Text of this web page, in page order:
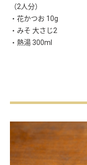
（2人分）
・花かつお 10g
・みそ 大さじ2
・熱湯 300ml